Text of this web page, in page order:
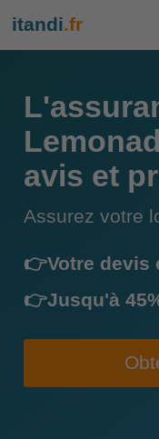
itandi.fr
avis et
Assurez votre
👉Votre devis
👉Jusqu'à